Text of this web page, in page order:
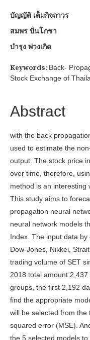
บัญญัติ เต็มกิจถาวร
สมพร ปั่นโภชา
บำรุง พ่วงเกิด
Keywords: Back-
Stock Exchange of
Abstract
with the back
used to estimate the
output. The stock price
over time, therefore,
method is an interesting
This study aims to
propagation neural
neural network models
Index. The input data by
Dow-Jones, Nikkei,
trading volume of SET
2018 total amount
groups, the first 2,192
find the appropriate
will be selected from the
squared error (MSE).
the 5 selected models